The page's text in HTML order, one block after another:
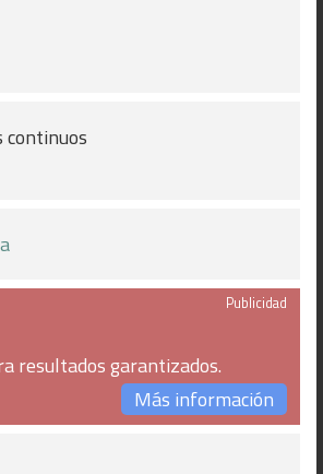
continuos
Publicidad
resultados garantizados.
Más información